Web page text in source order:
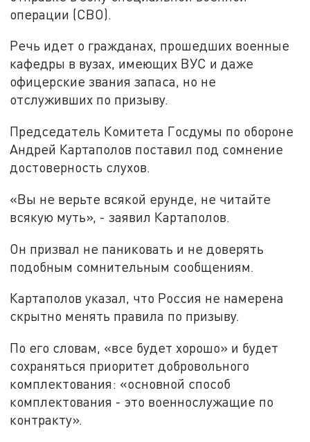
операции (СВО).
Речь идет о гражданах, прошедших военные
кафедры в вузах, имеющих ВУС и даже
офицерские звания запаса, но не
отслуживших по призыву.
Председатель Комитета Госдумы по обороне
Андрей Картаполов поставил под сомнение
достоверность слухов.
«Вы не верьте всякой ерунде, не читайте
всякую муть», - заявил Картаполов.
Он призвал не паниковать и не доверять
подобным сомнительным сообщениям.
Картаполов указал, что Россия не намерена
скрытно менять правила по призыву.
По его словам, «все будет хорошо» и будет
сохраняться приоритет добровольного
комплектования: «основной способ
комплектования - это военнослужащие по
контракту».